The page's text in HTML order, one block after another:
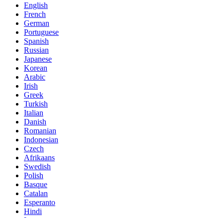
English
French
German
Portuguese
Spanish
Russian
Japanese
Korean
Arabic
Irish
Greek
Turkish
Italian
Danish
Romanian
Indonesian
Czech
Afrikaans
Swedish
Polish
Basque
Catalan
Esperanto
Hindi